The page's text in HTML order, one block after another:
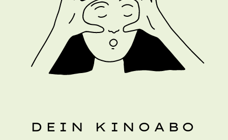
DEIN KINOABO